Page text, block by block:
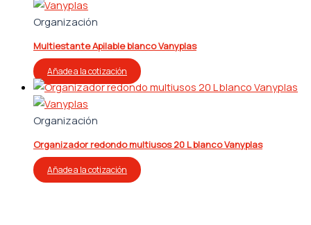
Organización
Multiestante Apilable blanco Vanyplas
Añade a la cotización
Organización
Organizador redondo multiusos 20 L blanco Vanyplas
Añade a la cotización